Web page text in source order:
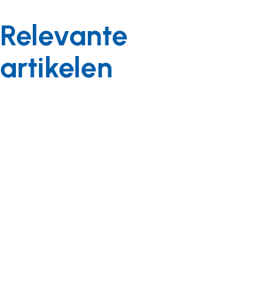
Relevante
artikelen